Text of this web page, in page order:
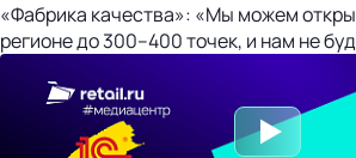
«Фабрика качества»: «Мы можем
регионе до 300–400 точек, и нам не